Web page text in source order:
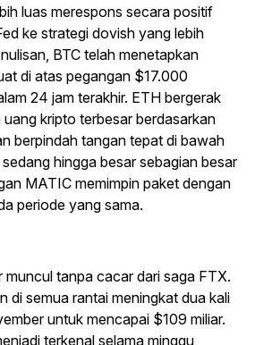
luas merespons secara positif
ke strategi dovish yang lebih
BTC telah menetapkan
di atas pegangan $17.000
24 jam terakhir. ETH bergerak
kripto terbesar berdasarkan
berpindah tangan tepat di bawah
hingga besar sebagian besar
MATIC memimpin paket dengan
periode yang sama.
muncul tanpa cacar dari saga FTX.
di semua rantai meningkat dua kali
untuk mencapai $109 miliar.
terkenal selama minggu